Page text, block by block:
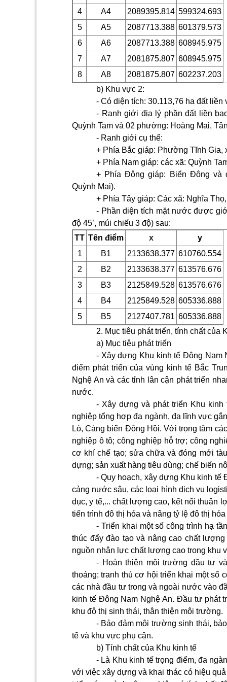
4
A4 2089395.814 599324.693
5
A5 2087713.388 601379.573
6
A6 2087713.388 608945.975
7
A7 2081875.807 608945.975
8
A8 2081875.807 602237.203
b) Khu vực 2:
- Có diện tích: 30.113,76 ha đất liền
- Ranh giới địa lý phần đất liền
Quỳnh Tam và 02 phường: Hoàng Mai,
- Ranh giới cụ thể:
+ Phía Bắc giáp: Phường Tĩnh Gia,
+ Phía Nam giáp: các xã: Quỳnh
+ Phía Đông giáp: Biển Đông và
Quỳnh Mai).
+ Phía Tây giáp: Các xã: Nghĩa
- Phần diện tích mặt nước được
độ 45’, múi chiếu 3 độ) sau:
TT Tên điểm x
y
1
B1 2133638.377 610760.554
2
B2 2133638.377 613576.676
3
B3 2125849.528 613576.676
4
B4 2125849.528 605336.888
5
B5 2127407.781 605336.888
2. Mục tiêu phát triển, tính chất của
a) Mục tiêu phát triển
- Xây dựng Khu kinh tế Đông Nam
điểm phát triển của vùng kinh tế Bắc
Nghệ An và các tỉnh lân cận phát triển
nước.
- Xây dựng và phát triển Khu
nghiệp tổng hợp đa ngành, đa lĩnh vực
Lò, Cảng biển Đông Hồi. Với trọng tâm
nghiệp ô tô; công nghiệp hỗ trợ; công
cơ khí chế tạo; sửa chữa và đóng mới
dựng; sản xuất hàng tiêu dùng; chế biến
- Quy hoạch, xây dựng Khu kinh tế
cảng nước sâu, các loại hình dịch vụ
dục, y tế,... chất lượng cao, kết nối thuận
tiến trình đô thị hóa và nâng tỷ lệ đô thị
- Triển khai một số công trình hạ
thúc đẩy đào tạo và nâng cao chất
nguồn nhân lực chất lượng cao trong khu
- Hoàn thiện môi trường đầu tư
thoáng; tranh thủ cơ hội triển khai một số
các nhà đầu tư trong và ngoài nước vào
kinh tế Đông Nam Nghệ An. Đầu tư phát
khu đô thị sinh thái, thân thiện môi trường.
- Bảo đảm môi trường sinh thái,
tế và khu vực phụ cận.
b) Tính chất của Khu kinh tế
- Là Khu kinh tế trọng điểm, đa
với việc xây dựng và khai thác có hiệu